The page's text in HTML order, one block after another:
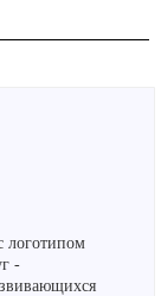
логотипом
-